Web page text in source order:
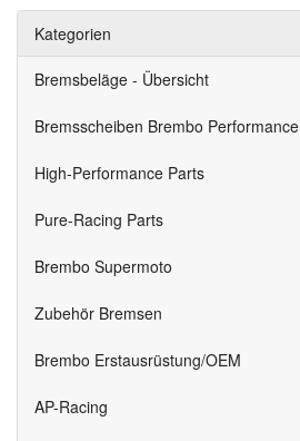
Kategorien
Bremsbeläge - Übersicht
Bremsscheiben Brembo Performance
High-Performance Parts
Pure-Racing Parts
Brembo Supermoto
Zubehör Bremsen
Brembo Erstausrüstung/OEM
AP-Racing